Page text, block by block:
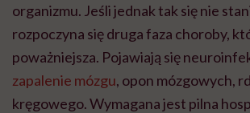
organizmu. Jeśli jednak tak się nie
rozpoczyna się druga faza choroby,
poważniejsza. Pojawiają się
zapalenie mózgu, opon mózgowych,
kręgowego. Wymagana jest pilna